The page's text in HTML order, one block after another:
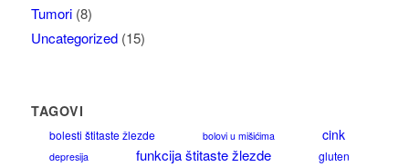
Tumori(8)
Uncategorized(15)
TAGOVI
bolesti štitaste žlezde bolovi u mišićima cink
depresija funkcija štitaste žlezde gluten